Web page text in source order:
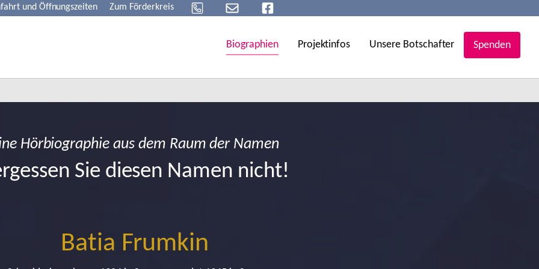
und Öffnungszeiten Zum Förderkreis
Biographien Projektinfos Unsere Botschafter Spenden
Hörbiographie aus dem Raum der Namen
Sie diesen Namen nicht!
Batia Frumkin